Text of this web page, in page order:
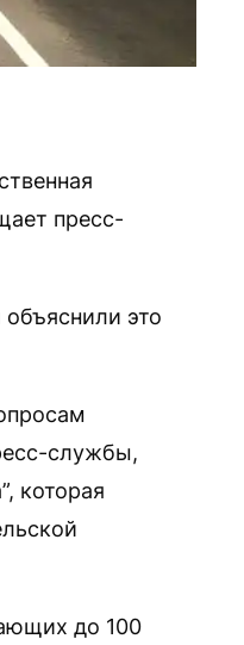
пресс-
это
службы,
которая
до 100